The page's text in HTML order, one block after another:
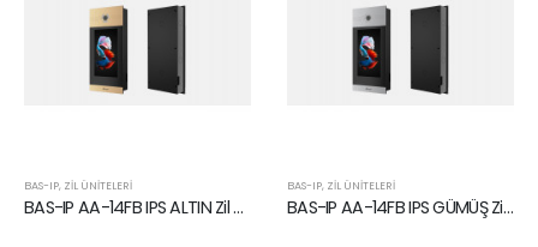
BAS-IP, ZIL ÜNITELERI
BAS-IP AA-14FB IPS ALTIN Zil Ünitesi
BAS-IP, ZIL ÜNITELERI
BAS-IP AA-14FB IPS GÜMÜŞ Zil Ünitesi